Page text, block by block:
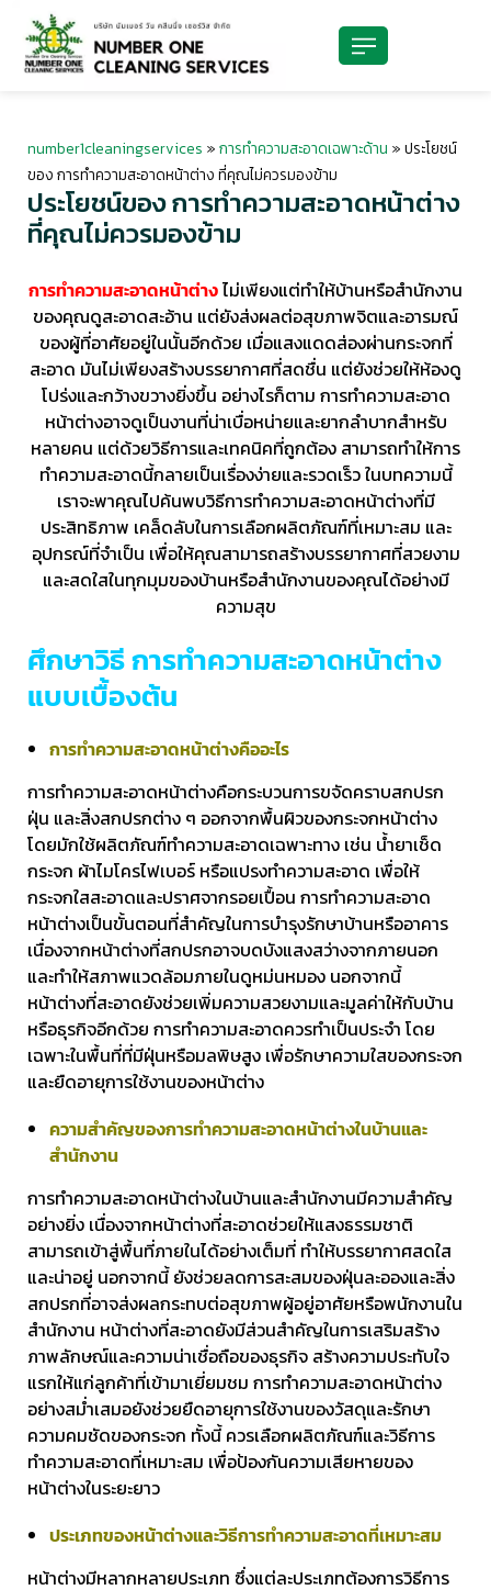
number1cleaningservices »การทำความสะอาดเฉพาะด้าน »ประโยชน์
ของ การทำความสะอาดหน้าต่าง ที่คุณไม่ควรมองข้าม
ประโยชน์ของ การทำความสะอาดหน้าต่าง
ที่คุณไม่ควรมองข้าม
การทำความสะอาดหน้าต่างไม่เพียงแต่ทำให้บ้านหรือสำนักงาน
ของคุณดูสะอาดสะอ้าน แต่ยังส่งผลต่อสุขภาพจิตและอารมณ์
ของผู้ที่อาศัยอยู่ในนั้นอีกด้วย เมื่อแสงแดดส่องผ่านกระจกที่
สะอาด มันไม่เพียงสร้างบรรยากาศที่สดชื่น แต่ยังช่วยให้ห้องดู
โปร่งและกว้างขวางยิ่งขึ้น อย่างไรก็ตาม การทำความสะอาด
หน้าต่างอาจดูเป็นงานที่น่าเบื่อหน่ายและยากลำบากสำหรับ
หลายคน แต่ด้วยวิธีการและเทคนิคที่ถูกต้อง สามารถทำให้การ
ทำความสะอาดนี้กลายเป็นเรื่องง่ายและรวดเร็ว ในบทความนี้
เราจะพาคุณไปค้นพบวิธีการทำความสะอาดหน้าต่างที่มี
ประสิทธิภาพ เคล็ดลับในการเลือกผลิตภัณฑ์ที่เหมาะสม และ
อุปกรณ์ที่จำเป็น เพื่อให้คุณสามารถสร้างบรรยากาศที่สวยงาม
และสดใสในทุกมุมของบ้านหรือสำนักงานของคุณได้อย่างมี
ความสุข
ศึกษาวิธี การทำความสะอาดหน้าต่าง
แบบเบื้องต้น
การทำความสะอาดหน้าต่างคืออะไร
การทำความสะอาดหน้าต่างคือกระบวนการขจัดคราบสกปรก
ฝุ่น และสิ่งสกปรกต่าง ๆ ออกจากพื้นผิวของกระจกหน้าต่าง
โดยมักใช้ผลิตภัณฑ์ทำความสะอาดเฉพาะทาง เช่น น้ำยาเช็ด
กระจก ผ้าไมโครไฟเบอร์ หรือแปรงทำความสะอาด เพื่อให้
กระจกใสสะอาดและปราศจากรอยเปื้อน การทำความสะอาด
หน้าต่างเป็นขั้นตอนที่สำคัญในการบำรุงรักษาบ้านหรืออาคาร
เนื่องจากหน้าต่างที่สกปรกอาจบดบังแสงสว่างจากภายนอก
และทำให้สภาพแวดล้อมภายในดูหม่นหมอง นอกจากนี้
หน้าต่างที่สะอาดยังช่วยเพิ่มความสวยงามและมูลค่าให้กับบ้าน
หรือธุรกิจอีกด้วย การทำความสะอาดควรทำเป็นประจำ โดย
เฉพาะในพื้นที่ที่มีฝุ่นหรือมลพิษสูง เพื่อรักษาความใสของกระจก
และยืดอายุการใช้งานของหน้าต่าง
ความสำคัญของการทำความสะอาดหน้าต่างในบ้านและ
สำนักงาน
การทำความสะอาดหน้าต่างในบ้านและสำนักงานมีความสำคัญ
อย่างยิ่ง เนื่องจากหน้าต่างที่สะอาดช่วยให้แสงธรรมชาติ
สามารถเข้าสู่พื้นที่ภายในได้อย่างเต็มที่ ทำให้บรรยากาศสดใส
และน่าอยู่ นอกจากนี้ ยังช่วยลดการสะสมของฝุ่นละอองและสิ่ง
สกปรกที่อาจส่งผลกระทบต่อสุขภาพผู้อยู่อาศัยหรือพนักงานใน
สำนักงาน หน้าต่างที่สะอาดยังมีส่วนสำคัญในการเสริมสร้าง
ภาพลักษณ์และความน่าเชื่อถือของธุรกิจ สร้างความประทับใจ
แรกให้แก่ลูกค้าที่เข้ามาเยี่ยมชม การทำความสะอาดหน้าต่าง
อย่างสม่ำเสมอยังช่วยยืดอายุการใช้งานของวัสดุและรักษา
ความคมชัดของกระจก ทั้งนี้ ควรเลือกผลิตภัณฑ์และวิธีการ
ทำความสะอาดที่เหมาะสม เพื่อป้องกันความเสียหายของ
หน้าต่างในระยะยาว
ประเภทของหน้าต่างและวิธีการทำความสะอาดที่เหมาะสม
หน้าต่างมีหลากหลายประเภท ซึ่งแต่ละประเภทต้องการวิธีการ